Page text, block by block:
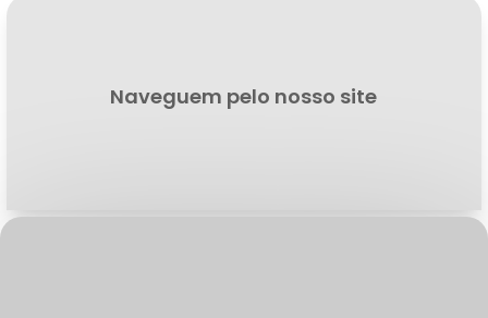
Naveguem pelo nosso site